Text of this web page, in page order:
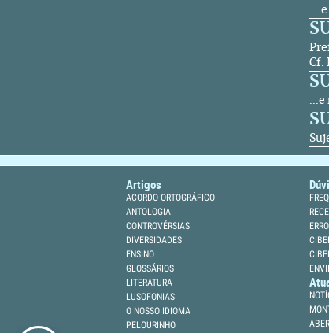
...
Cf.
Artigos
ACORDO ORTOGRÁFICO
ANTOLOGIA
CONTROVÉRSIAS
DIVERSIDADES
ENSINO
GLOSSÁRIOS
LITERATURA
LUSOFONIAS
O NOSSO IDIOMA
PELOURINHO